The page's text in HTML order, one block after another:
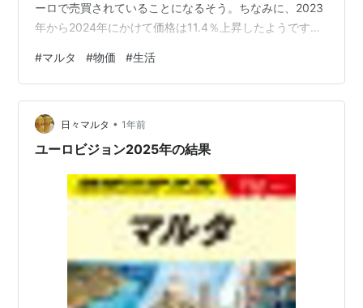
ーロで売買されていることになるそう。ちなみに、2023
年から2024年にかけて価格は11.4％上昇したようです。
2022年からマルタにいる私も、不動産ではないですが、
少しずつの物価上昇を感じています。パスティッツィと
いうマルタの惣菜パイなどを売っている小さな売店とか
にある、ベイクドライス、私がよく行くところは、昨年
まで2ユーロだったのが2.10ユーロと上がっていました…
#マルタ #物価 #生活
日々マルタ • 1年前
ユーロビジョン2025年の結果